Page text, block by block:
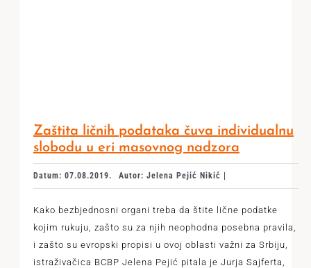
Zaštita ličnih podataka čuva individualnu
slobodu u eri masovnog nadzora
Datum: 07.08.2019. Autor: Jelena Pejić Nikić |
Kako bezbjednosni organi treba da štite lične podatke
kojim rukuju, zašto su za njih neophodna posebna pravila,
i zašto su evropski propisi u ovoj oblasti važni za Srbiju,
istraživačica BCBP Jelena Pejić pitala je Jurja Sajferta,